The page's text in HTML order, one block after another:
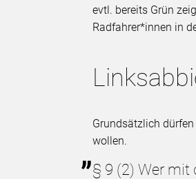
evtl. bereits Grün
Radfahrer*innen in
Grundsätzlich
wollen.
§ 9 (2) Wer mit